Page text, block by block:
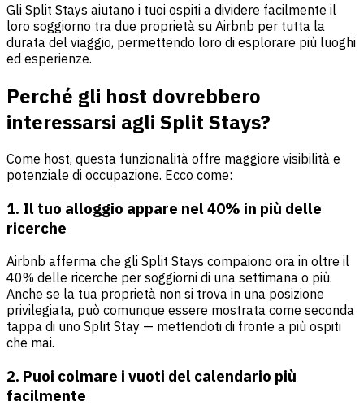
Gli Split Stays aiutano i tuoi ospiti a dividere facilmente il
loro soggiorno tra due proprietà su Airbnb per tutta la
durata del viaggio, permettendo loro di esplorare più luoghi
ed esperienze.
Perché gli host dovrebbero
interessarsi agli Split Stays?
Come host, questa funzionalità offre maggiore visibilità e
potenziale di occupazione. Ecco come:
1. Il tuo alloggio appare nel 40% in più delle
ricerche
Airbnb afferma che gli Split Stays compaiono ora in oltre il
40% delle ricerche per soggiorni di una settimana o più.
Anche se la tua proprietà non si trova in una posizione
privilegiata, può comunque essere mostrata come seconda
tappa di uno Split Stay — mettendoti di fronte a più ospiti
che mai.
2. Puoi colmare i vuoti del calendario più
facilmente